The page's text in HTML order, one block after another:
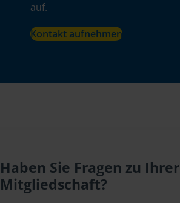
auf.
Kontakt aufnehmen
Haben Sie Fragen zu Ihrer
Mitgliedschaft?